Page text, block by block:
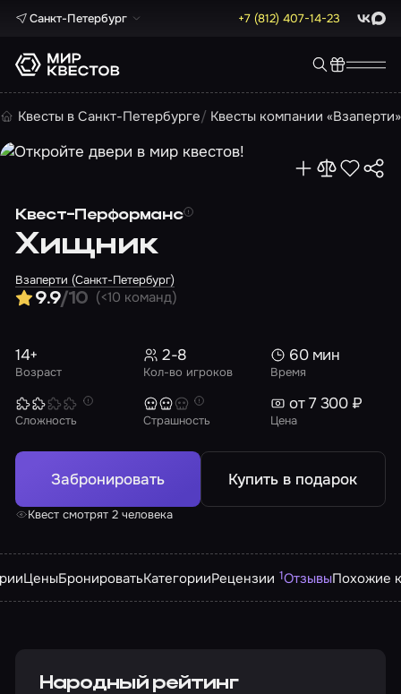
Санкт-Петербург +7 (812) 407-14-23 Max
Квесты в Санкт-Петербурге Квесты компании «Взаперти»
Квест-Перформанс
Хищник
Взаперти (Санкт-Петербург)
9.9/10 (<10 команд)
Возраст
14+
Кол-во игроков
2-8
Время
60 мин
Сложность Страшность Цена
от 7 300 ₽
Забронировать Купить в подарок
Квест смотрят 2 человека
ЦеныБронироватьКатегорииРецензии 1ОтзывыПохожие
Народный рейтинг